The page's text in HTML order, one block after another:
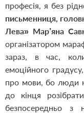
професія, я без
письменниця,
Лева» Мар’яна
організатором
зараз, в час,
емоційного
про мови, бо люди
до кінця
безпосередньо